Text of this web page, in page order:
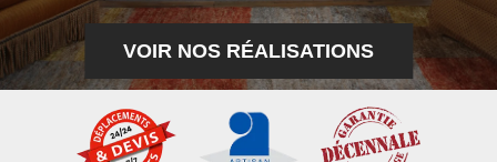
VOIR NOS RÉALISATIONS